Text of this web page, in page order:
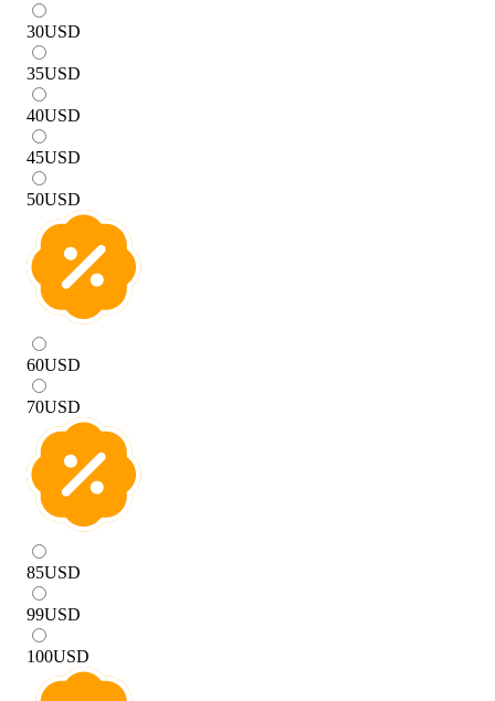
30USD
35USD
40USD
45USD
50USD
60USD
70USD
85USD
99USD
100USD